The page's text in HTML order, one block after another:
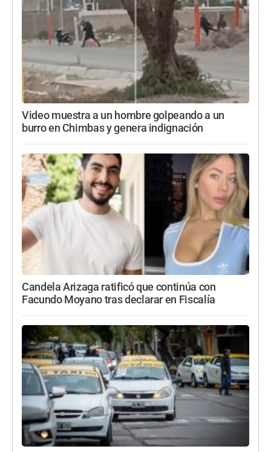
Video muestra a un hombre golpeando a un
burro en Chimbas y genera indignación
Candela Arizaga ratificó que continúa con
Facundo Moyano tras declarar en Fiscalía